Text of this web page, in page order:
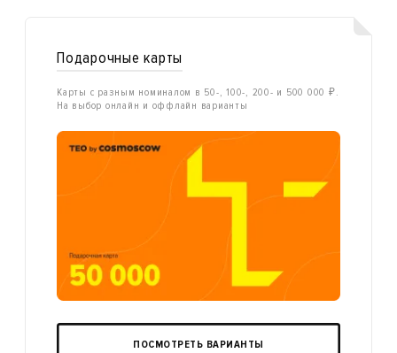
Подарочные карты
Карты с разным номиналом в 50-, 100-, 200- и 500 000 ₽.
На выбор онлайн и оффлайн варианты
ПОСМОТРЕТЬ ВАРИАНТЫ